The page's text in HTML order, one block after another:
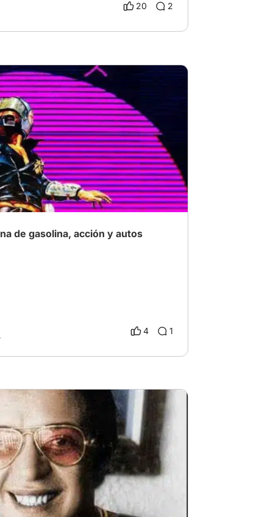
20 2
# Película de carretera
de gasolina, acción y autos
4 1
Suspenso # Película histórica